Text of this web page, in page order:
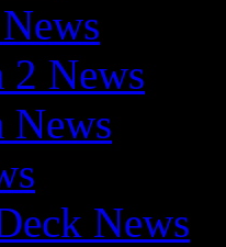
2 News
News
News